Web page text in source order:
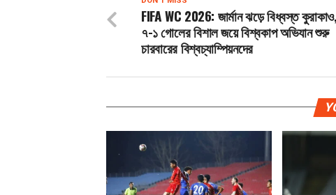
FIFA WC 2026: জার্মান ঝড়ে বিধ্বস্ত কুরাকাও,
৭-১ গোলের বিশাল জয়ে বিশ্বকাপ অভিযান শুরু
চারবারের বিশ্বচ্যাম্পিয়নদের